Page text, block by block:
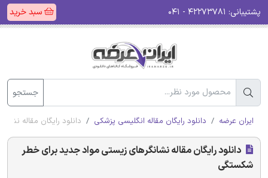
پشتیبانی: سبد خرید
جستجو
ایران عرضه دانلود رایگان مقاله انگلیسی پزشکی دانلود رایگان مقاله
دانلود رایگان مقاله نشانگرهای زیستی مواد جدید برای خطر
شکستگی